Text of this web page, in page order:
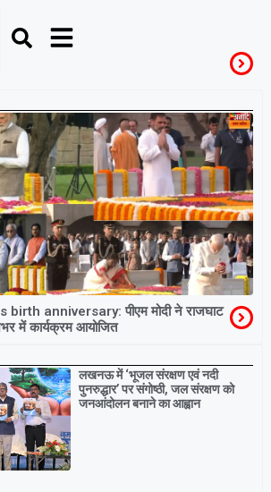
birth anniversary: पीएम मोदी ने राजघाट
में कार्यक्रम आयोजित
लखनऊ में ‘भूजल संरक्षण एवं नदी
पुनरुद्धार’ पर संगोष्ठी, जल संरक्षण को
जनआंदोलन बनाने का आह्वान